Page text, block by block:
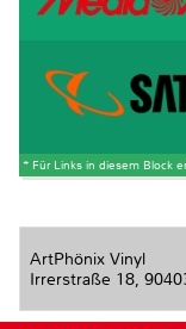
* Für Links in diesem Block
ArtPhönix Vinyl
Irrerstraße 18,